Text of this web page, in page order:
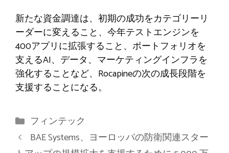
新たな資金調達は、初期の成功をカテゴリーリ
ーダーに変えること、今年テストエンジンを
400アプリに拡張すること、ポートフォリオを
支えるAI、データ、マーケティングインフラを
強化することなど、Rocapineの次の成長段階を
支援することになる。
カ
テ
ゴ
フィンテック
BAE Systems、ヨーロッパの防衛関連スター